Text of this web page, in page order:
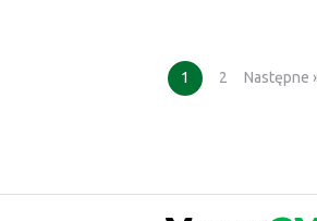
1 2 Następne